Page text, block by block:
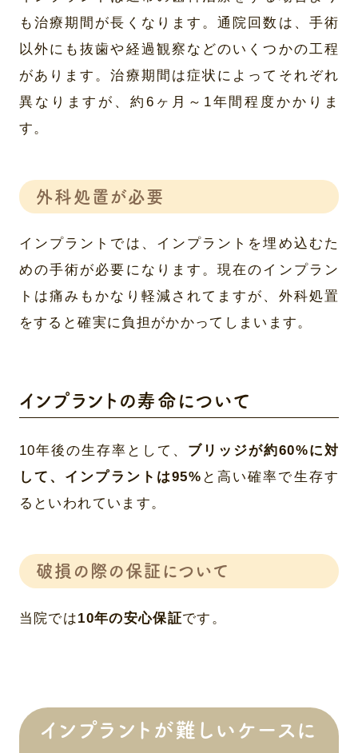
も治療期間が長くなります。通院回数は、手術
以外にも抜歯や経過観察などのいくつかの工程
があります。治療期間は症状によってそれぞれ
異なりますが、約6ヶ月～1年間程度かかりま
す。
外科処置が必要
インプラントでは、インプラントを埋め込むた
めの手術が必要になります。現在のインプラン
トは痛みもかなり軽減されてますが、外科処置
をすると確実に負担がかかってしまいます。
インプラントの寿命について
10年後の生存率として、 ブリッジが約60%に対
して、インプラントは95% と高い確率で生存す
るといわれています。
破損の際の保証について
当院では10年の安心保証です。
インプラントが難しいケースに